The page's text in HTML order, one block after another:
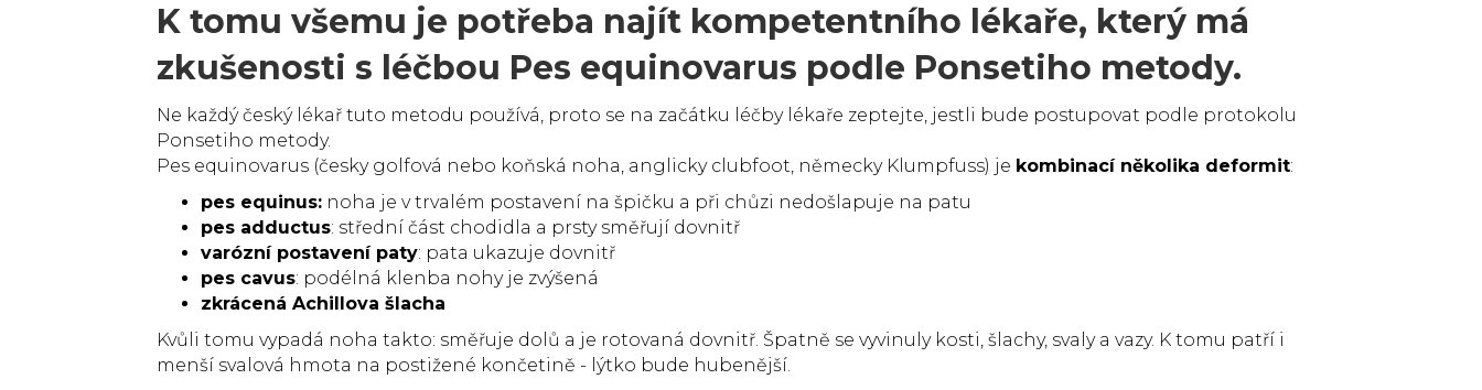
K tomu všemu je potřeba najít kompetentního lékaře, který má
zkušenosti s léčbou Pes equinovarus podle Ponsetiho metody.
Ne každý český lékař tuto metodu používá, proto se na začátku léčby lékaře zeptejte, jestli bude postupovat podle protokolu
Ponsetiho metody.
Pes equinovarus (česky golfová nebo koňská noha, anglicky clubfoot, německy Klumpfuss) je kombinací několika deformit:
pes equinus: noha je v trvalém postavení na špičku a při chůzi nedošlapuje na patu
pes adductus: střední část chodidla a prsty směřují dovnitř
varózní postavení paty: pata ukazuje dovnitř
pes cavus: podélná klenba nohy je zvýšená
zkrácená Achillova šlacha
Kvůli tomu vypadá noha takto: směřuje dolů a je rotovaná dovnitř. Špatně se vyvinuly kosti, šlachy, svaly a vazy. K tomu patří i
menší svalová hmota na postižené končetině - lýtko bude hubenější.